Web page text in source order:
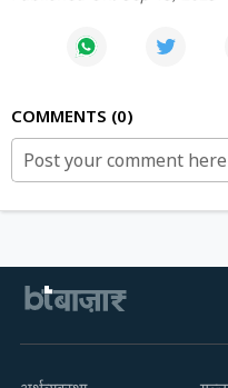
COMMENTS 0